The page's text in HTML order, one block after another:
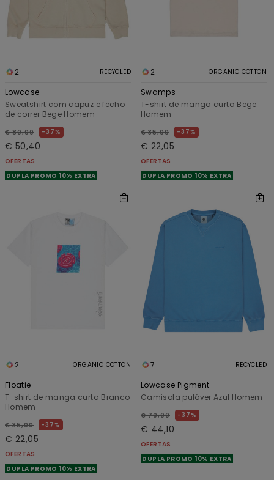
2 RECYCLED
Lowcase
Sweatshirt com capuz e fecho
de correr Bege Homem
€ 80,00 37%
€ 50,40
OFERTAS
DUPLA PROMO 10% EXTRA
2 ORGANIC COTTON
Swamps
T-shirt de manga curta Bege
Homem
€ 35,00 37%
€ 22,05
OFERTAS
DUPLA PROMO 10% EXTRA
2 ORGANIC COTTON
Floatie
T-shirt de manga curta Branco
Homem
€ 35,00 37%
€ 22,05
OFERTAS
DUPLA PROMO 10% EXTRA
7 RECYCLED
Lowcase Pigment
Camisola pulôver Azul Homem
€ 70,00 37%
€ 44,10
OFERTAS
DUPLA PROMO 10% EXTRA